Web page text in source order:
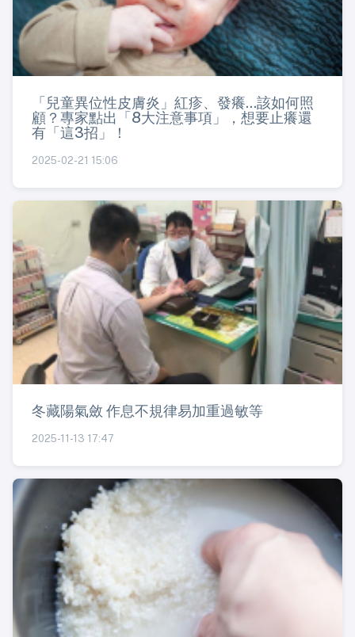
「兒童異位性皮膚炎」紅疹、發癢...該如何照
顧？專家點出「8大注意事項」，想要止癢還
有「這3招」！
2025-02-21 15:06
冬藏陽氣斂 作息不規律易加重過敏等
2025-11-13 17:47